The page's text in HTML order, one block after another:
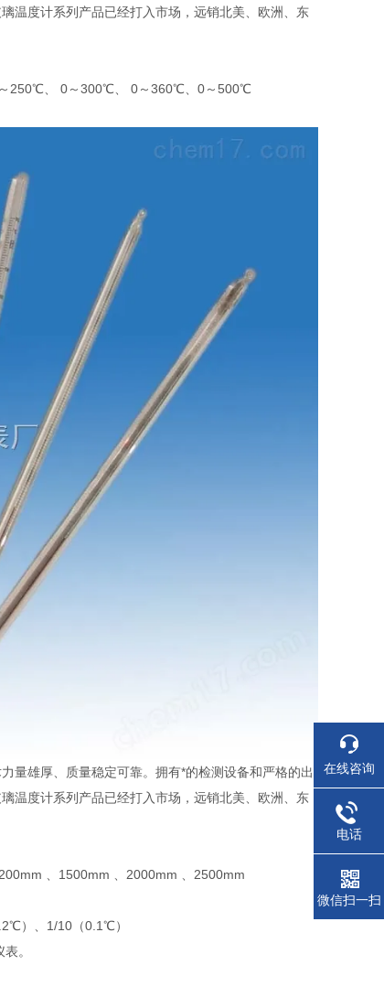
温度计系列产品已经打入市场，远销北美、欧洲、东
250℃、 0～300℃、 0～360℃、0～500℃
量雄厚、质量稳定可靠。拥有*的检测设备和严格的出
温度计系列产品已经打入市场，远销北美、欧洲、东
、1500mm 、2000mm 、2500mm
）、1/10（0.1℃）
。
在线咨询
电话
微信扫一扫